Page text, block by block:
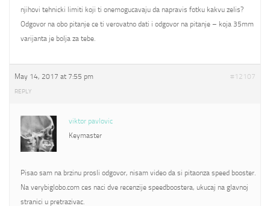
njihovi tehnicki limiti koji ti onemogucavaju da napravis fotku kakvu zelis?
Odgovor na obo pitanje ce ti verovatno dati i odgovor na pitanje – koja 35mm
varijanta je bolja za tebe.
May 14, 2017 at 7:55 pm #12107
REPLY
viktor pavlovic
Keymaster
Pisao sam na brzinu prosli odgovor, nisam video da si pitaonza speed booster.
Na verybiglobo.com ces naci dve recenzije speedboostera, ukucaj na glavnoj
stranici u pretrazivac.